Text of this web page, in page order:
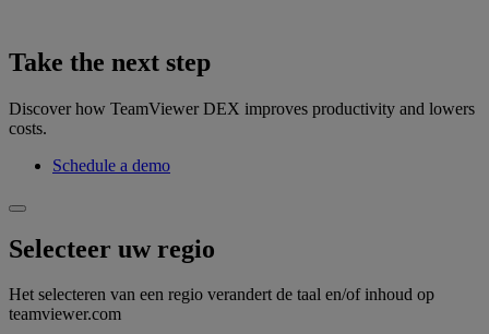
Take the next step
Discover how TeamViewer DEX improves productivity and lowers
costs.
Schedule a demo
Selecteer uw regio
Het selecteren van een regio verandert de taal en/of inhoud op
teamviewer.com